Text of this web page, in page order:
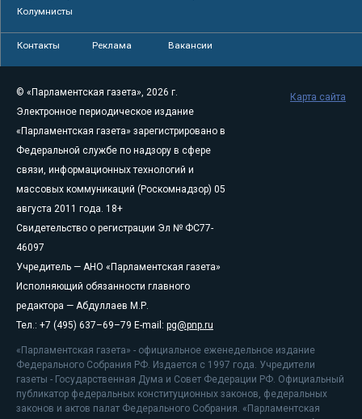
Колумнисты
Контакты Реклама Вакансии
© «Парламентская газета», 2026 г.
Электронное периодическое издание
«Парламентская газета» зарегистрировано в
Федеральной службе по надзору в сфере
связи, информационных технологий и
массовых коммуникаций (Роскомнадзор) 05
августа 2011 года. 18+
Свидетельство о регистрации Эл № ФС77-
46097
Учредитель — АНО «Парламентская газета»
Исполняющий обязанности главного
редактора — Абдуллаев М.Р.
Тел.: +7 (495) 637–69–79 E-mail: pg@pnp.ru
«Парламентская газета» - официальное еженедельное издание
Федерального Собрания РФ. Издается с 1997 года. Учредители
газеты - Государственная Дума и Совет Федерации РФ. Официальный
публикатор федеральных конституционных законов, федеральных
законов и актов палат Федерального Собрания. «Парламентская
Карта сайта